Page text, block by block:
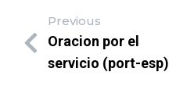
Previous
Oracion por el
servicio (port-esp)